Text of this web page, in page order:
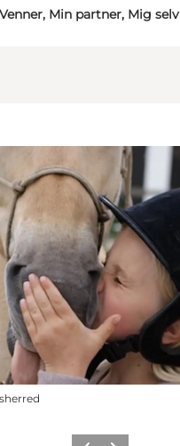
Min partner, Mig selv